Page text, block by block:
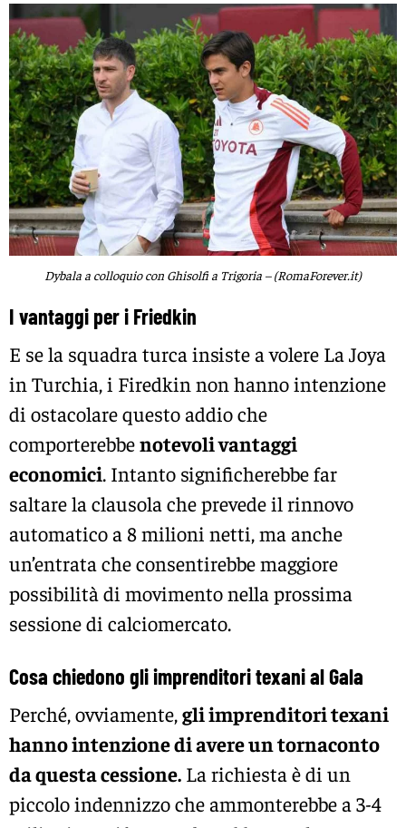
Dybala a colloquio con Ghisolfi a Trigoria – (RomaForever.it)
I vantaggi per i Friedkin
E se la squadra turca insiste a volere La Joya
in Turchia, i Firedkin non hanno intenzione
di ostacolare questo addio che
comporterebbenotevoli vantaggi
economici. Intanto significherebbe far
saltare la clausola che prevede il rinnovo
automatico a 8 milioni netti, ma anche
un’entrata che consentirebbe maggiore
possibilità di movimento nella prossima
sessione di calciomercato.
Cosa chiedono gli imprenditori texani al Gala
Perché, ovviamente, gli imprenditori texani
hanno intenzione di avere un tornaconto
da questa cessione. La richiesta è di un
piccolo indennizzo che ammonterebbe a 3-4